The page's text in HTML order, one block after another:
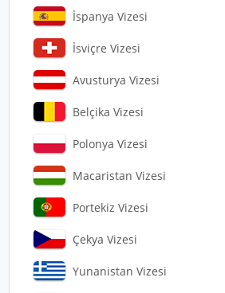
İspanya Vizesi
İsviçre Vizesi
Avusturya Vizesi
Belçika Vizesi
Polonya Vizesi
Macaristan Vizesi
Portekiz Vizesi
Çekya Vizesi
Yunanistan Vizesi